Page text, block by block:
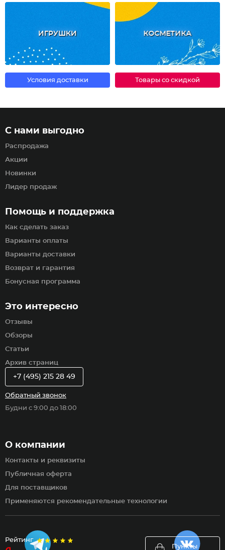
ИГРУШКИ КОСМЕТИКА
Условия доставки Товары со скидкой
Рейтинг
Пункты
Помощь и поддержка
Как сделать заказ
Варианты оплаты
Варианты доставки
Возврат и гарантия
Бонусная программа
С нами выгодно
Распродажа
Акции
Новинки
Лидер продаж
Это интересно
Отзывы
Обзоры
Статьи
Архив страниц
О компании
Контакты и реквизиты
Публичная оферта
Для поставщиков
Применяются рекомендательные технологии
+7 (495) 215 28 49
Обратный звонок
Будни с 9:00 до 18:00